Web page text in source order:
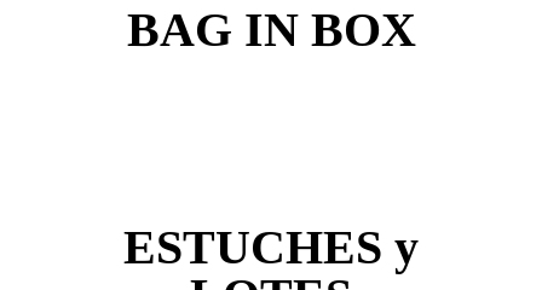
BAG IN BOX
ESTUCHES y